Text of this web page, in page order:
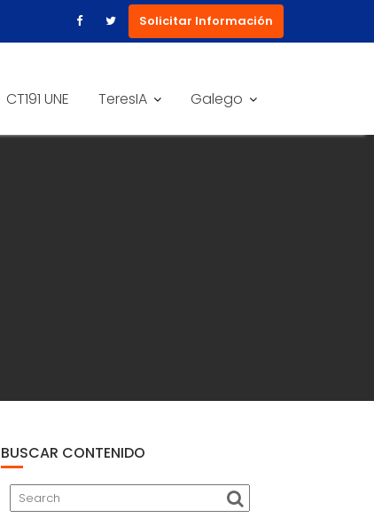
Solicitar Información
CT191 UNE TeresIA Galego
BUSCAR CONTENIDO